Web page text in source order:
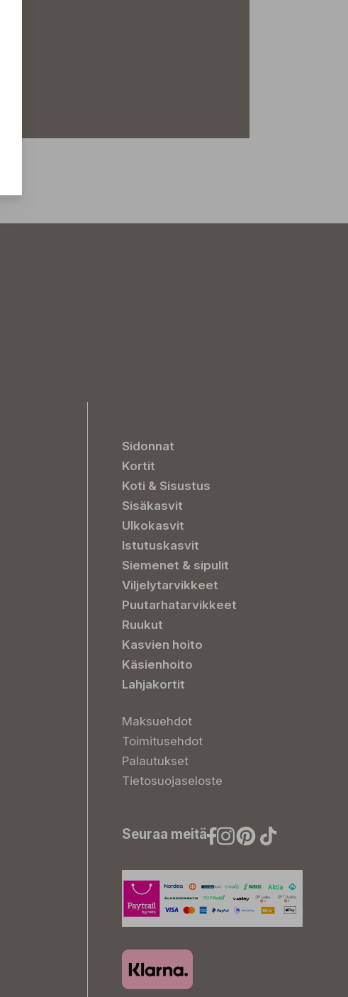
Sidonnat
Kortit
Koti & Sisustus
Sisäkasvit
Ulkokasvit
Istutuskasvit
Siemenet & sipulit
Viljelytarvikkeet
Puutarhatarvikkeet
Ruukut
Kasvien hoito
Käsienhoito
Lahjakortit
Maksuehdot
Toimitusehdot
Palautukset
Tietosuojaseloste
Seuraa meitä